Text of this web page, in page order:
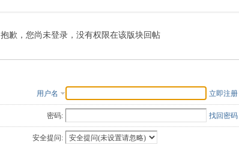
索
抱歉，您尚未登录，没有权限在该版块回帖
用户名 立即注册
密码: 找回密码
安全提问: